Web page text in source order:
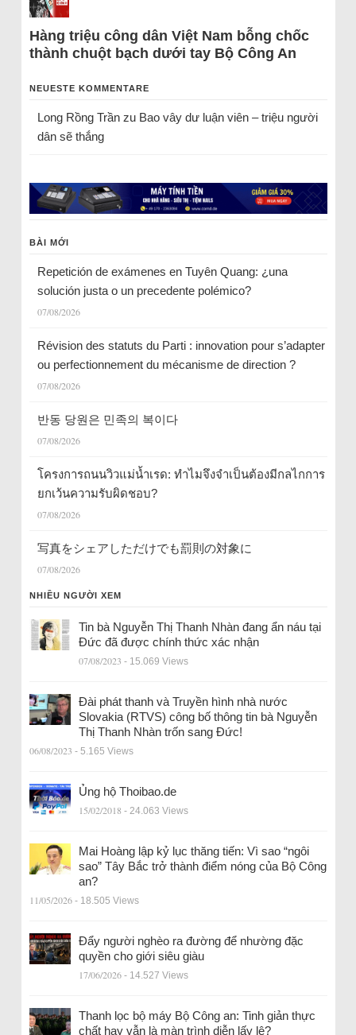
Hàng triệu công dân Việt Nam bỗng chốc
thành chuột bạch dưới tay Bộ Công An
NEUESTE KOMMENTARE
Long Rồng Trầnzu Bao vây dư luận viên – triệu người
dân sẽ thắng
BÀI MỚI
Repetición de exámenes en Tuyên Quang: ¿una
solución justa o un precedente polémico?
07/08/2026
Révision des statuts du Parti : innovation pour s’adapter
ou perfectionnement du mécanisme de direction ?
07/08/2026
반동 당원은 민족의 복이다
07/08/2026
โครงการถนนวิวแม่น้ำเรด: ทำไมจึงจำเป็นต้องมีกลไกการ
ยกเว้นความรับผิดชอบ?
07/08/2026
写真をシェアしただけでも罰則の対象に
07/08/2026
NHIỀU NGƯỜI XEM
Tin bà Nguyễn Thị Thanh Nhàn đang ẩn náu tại
Đức đã được chính thức xác nhận
07/08/2023 - 15.069 Views
Đài phát thanh và Truyền hình nhà nước
Slovakia (RTVS) công bố thông tin bà Nguyễn
Thị Thanh Nhàn trốn sang Đức!
06/08/2023 - 5.165 Views
Ủng hộ Thoibao.de
15/02/2018 - 24.063 Views
Mai Hoàng lập kỷ lục thăng tiến: Vì sao “ngôi
sao” Tây Bắc trở thành điểm nóng của Bộ Công
an?
11/05/2026 - 18.505 Views
Đẩy người nghèo ra đường để nhường đặc
quyền cho giới siêu giàu
17/06/2026 - 14.527 Views
Thanh lọc bộ máy Bộ Công an: Tinh giản thực
chất hay vẫn là màn trình diễn lấy lệ?